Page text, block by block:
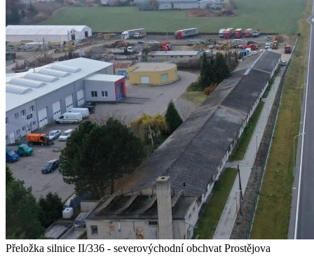
Přeložka silnice II/336 - severovýchodní obchvat Prostějova